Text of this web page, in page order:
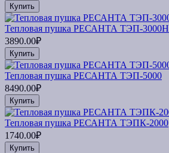
Купить
Тепловая пушка РЕСАНТА ТЭП-3000Н
3890.00₽
Купить
Тепловая пушка РЕСАНТА ТЭП-5000
8490.00₽
Купить
Тепловая пушка РЕСАНТА ТЭПК-2000
1740.00₽
Купить